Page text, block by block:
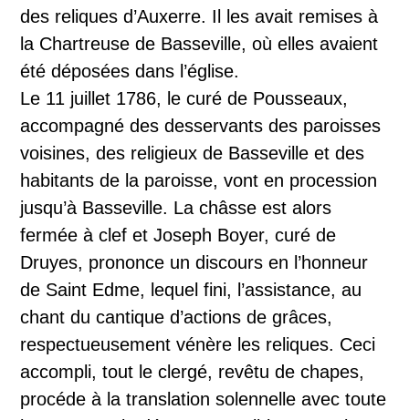
des reliques d’Auxerre. Il les avait remises à
la Chartreuse de Basseville, où elles avaient
été déposées dans l’église.
Le 11 juillet 1786, le curé de Pousseaux,
accompagné des desservants des paroisses
voisines, des religieux de Basseville et des
habitants de la paroisse, vont en procession
jusqu’à Basseville. La châsse est alors
fermée à clef et Joseph Boyer, curé de
Druyes, prononce un discours en l’honneur
de Saint Edme, lequel fini, l’assistance, au
chant du cantique d’actions de grâces,
respectueusement vénère les reliques. Ceci
accompli, tout le clergé, revêtu de chapes,
procéde à la translation solennelle avec toute